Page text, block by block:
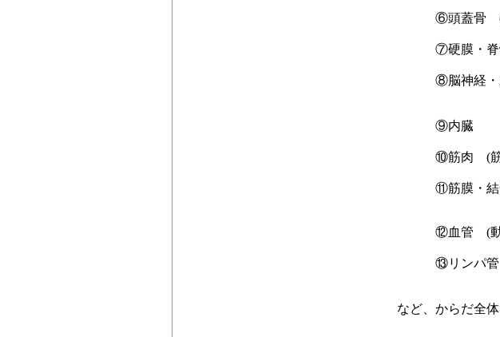
⑥頭蓋骨 (顎
⑦硬膜・脊髄
⑧脳神経・末
⑨内臓
⑩筋肉 (筋紡錘
⑪筋膜・結合
⑫血管 (動脈
⑬リンパ管・
など、からだ全体